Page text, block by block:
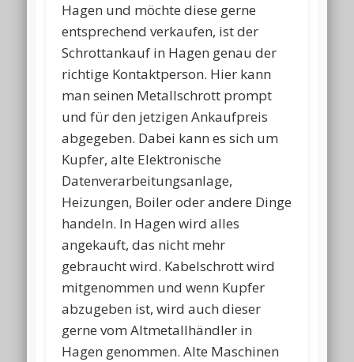
Hagen und möchte diese gerne
entsprechend verkaufen, ist der
Schrottankauf in Hagen genau der
richtige Kontaktperson. Hier kann
man seinen Metallschrott prompt
und für den jetzigen Ankaufpreis
abgegeben. Dabei kann es sich um
Kupfer, alte Elektronische
Datenverarbeitungsanlage,
Heizungen, Boiler oder andere Dinge
handeln. In Hagen wird alles
angekauft, das nicht mehr
gebraucht wird. Kabelschrott wird
mitgenommen und wenn Kupfer
abzugeben ist, wird auch dieser
gerne vom Altmetallhändler in
Hagen genommen. Alte Maschinen